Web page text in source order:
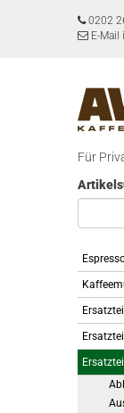
0202
E-Mail
Für